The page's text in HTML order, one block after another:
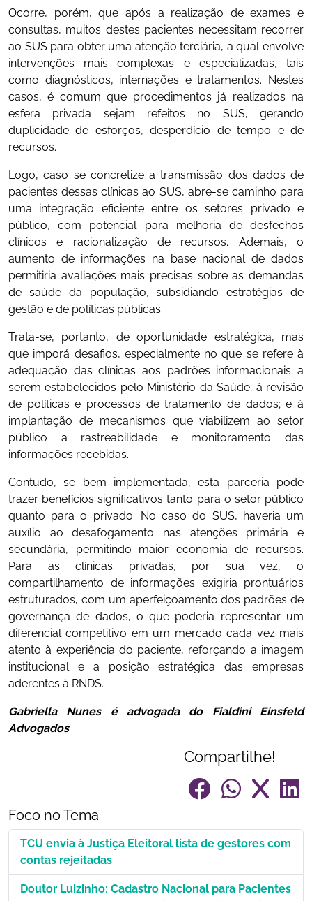
Ocorre, porém, que após a realização de exames e
consultas, muitos destes pacientes necessitam recorrer
ao SUS para obter uma atenção terciária, a qual envolve
intervenções mais complexas e especializadas, tais
como diagnósticos, internações e tratamentos. Nestes
casos, é comum que procedimentos já realizados na
esfera privada sejam refeitos no SUS, gerando
duplicidade de esforços, desperdício de tempo e de
recursos.
Logo, caso se concretize a transmissão dos dados de
pacientes dessas clínicas ao SUS, abre-se caminho para
uma integração eficiente entre os setores privado e
público, com potencial para melhoria de desfechos
clínicos e racionalização de recursos. Ademais, o
aumento de informações na base nacional de dados
permitiria avaliações mais precisas sobre as demandas
de saúde da população, subsidiando estratégias de
gestão e de políticas públicas.
Trata-se, portanto, de oportunidade estratégica, mas
que imporá desafios, especialmente no que se refere à
adequação das clínicas aos padrões informacionais a
serem estabelecidos pelo Ministério da Saúde; à revisão
de políticas e processos de tratamento de dados; e à
implantação de mecanismos que viabilizem ao setor
público a rastreabilidade e monitoramento das
informações recebidas.
Contudo, se bem implementada, esta parceria pode
trazer benefícios significativos tanto para o setor público
quanto para o privado. No caso do SUS, haveria um
auxílio ao desafogamento nas atenções primária e
secundária, permitindo maior economia de recursos.
Para as clínicas privadas, por sua vez, o
compartilhamento de informações exigiria prontuários
estruturados, com um aperfeiçoamento dos padrões de
governança de dados, o que poderia representar um
diferencial competitivo em um mercado cada vez mais
atento à experiência do paciente, reforçando a imagem
institucional e a posição estratégica das empresas
aderentes à RNDS.
Gabriella Nunes é advogada do Fialdini Einsfeld
Advogados
Compartilhe!
Foco no Tema
TCU envia à Justiça Eleitoral lista de gestores com
contas rejeitadas
Doutor Luizinho: Cadastro Nacional para Pacientes